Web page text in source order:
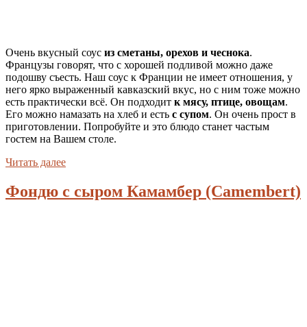
Очень вкусный соус из сметаны, орехов и чеснока.
Французы говорят, что с хорошей подливой можно даже
подошву съесть. Наш соус к Франции не имеет отношения, у
него ярко выраженный кавказский вкус, но с ним тоже можно
есть практически всё. Он подходит к мясу, птице, овощам.
Его можно намазать на хлеб и есть с супом. Он очень прост в
приготовлении. Попробуйте и это блюдо станет частым
гостем на Вашем столе.
Читать далее
Фондю с сыром Камамбер (Сamembert)